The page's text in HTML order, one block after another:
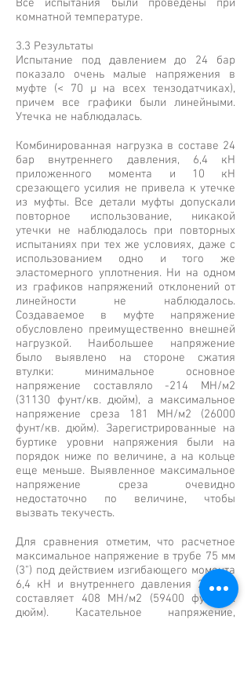
Все испытания были проведены при
комнатной температуре.
3.3 Результаты
Испытание под давлением до 24 бар
показало очень малые напряжения в
муфте (< 70 µ на всех тензодатчиках),
причем все графики были линейными.
Утечка не наблюдалась.
Комбинированная нагрузка в составе 24
бар внутреннего давления, 6,4 кН
приложенного момента и 10 кН
срезающего усилия не привела к утечке
из муфты. Все детали муфты допускали
повторное использование, никакой
утечки не наблюдалось при повторных
испытаниях при тех же условиях, даже с
использованием одно и того же
эластомерного уплотнения. Ни на одном
из графиков напряжений отклонений от
линейности не наблюдалось.
Создаваемое в муфте напряжение
обусловлено преимущественно внешней
нагрузкой. Наибольшее напряжение
было выявлено на стороне сжатия
втулки: минимальное основное
напряжение составляло -214 МН/м2
(31130 фунт/кв. дюйм), а максимальное
напряжение среза 181 МН/м2 (26000
фунт/кв. дюйм). Зарегистрированные на
буртике уровни напряжения были на
порядок ниже по величине, а на кольце
еще меньше. Выявленное максимальное
напряжение среза очевидно
недостаточно по величине, чтобы
вызвать текучесть.
Для сравнения отметим, что расчетное
максимальное напряжение в трубе 75 мм
(3") под действием изгибающего момента
6,4 кН и внутреннего давления 24 бар
составляет 408 МН/м2 (59400 фунт/кв.
дюйм). Касательное напряжение,